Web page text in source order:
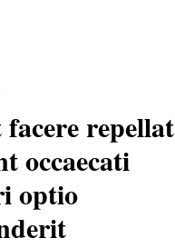
repellat
occaecati
optio